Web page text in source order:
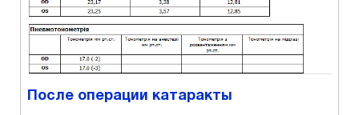
После операции катаракты